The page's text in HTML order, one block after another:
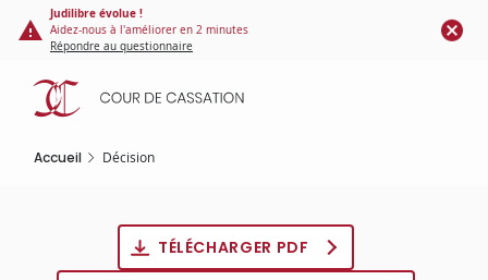
Panneau de gestion des cookies
contenu
principal
Judilibre évolue !
Aidez-nous à l'améliorer en 2 minutes
Répondre au questionnaire
Accueil Décision
TÉLÉCHARGER PDF